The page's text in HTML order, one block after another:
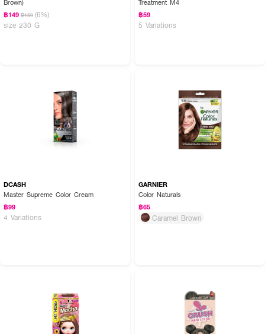
Brown)
฿149 ฿159 (6%)
size 230 G
Treatment M4
฿59
5 Variations
DCASH
Master Supreme Color Cream
฿99
4 Variations
GARNIER
Color Naturals
฿65
Caramel Brown